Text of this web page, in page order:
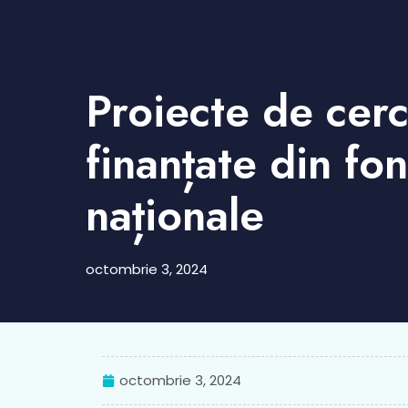
Proiecte de
finanțate din
naționale
octombrie 3, 2024
octombrie 3, 2024